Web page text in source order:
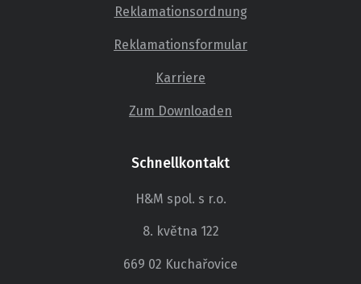
Reklamationsordnung
Reklamationsformular
Karriere
Zum Downloaden
Schnellkontakt
H&M spol. s r.o.
8. května 122
669 02 Kuchařovice